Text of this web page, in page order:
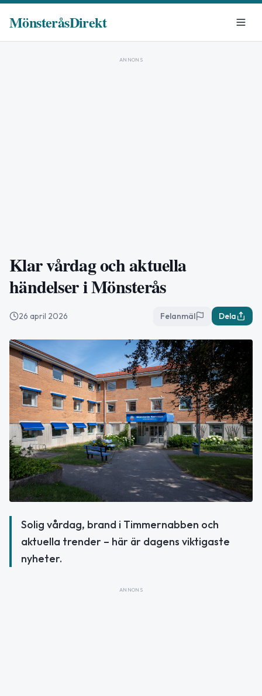
MönsteråsDirekt
ANNONS
Klar vårdag och aktuella
händelser i Mönsterås
26 april 2026 Felanmäl Dela
Solig vårdag, brand i Timmernabben och
aktuella trender – här är dagens viktigaste
nyheter.
ANNONS